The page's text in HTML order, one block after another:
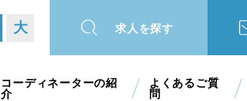
大
コーディネーターの紹
介
よくあるご質
問
求人を探す